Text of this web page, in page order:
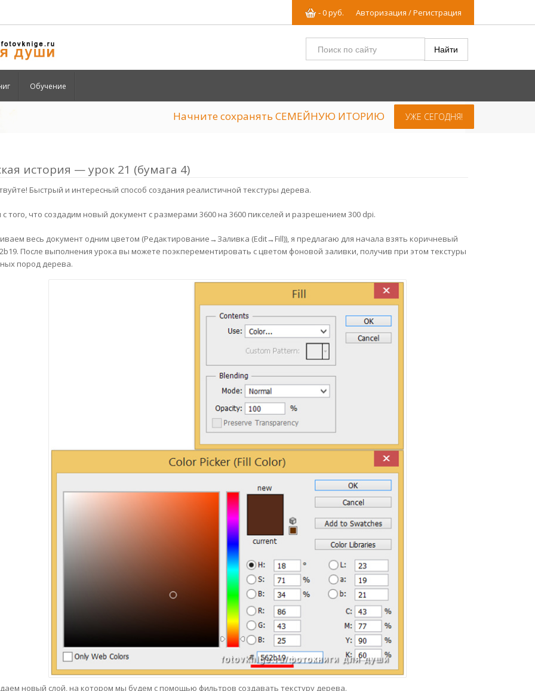
Авторизация / Регистрация
-0руб.
Обучение
Начните сохранять СЕМЕЙНУЮ ИТОРИЮ УЖЕ СЕГОДНЯ!
история — урок 21 (бумага 4)
Быстрый и интересный способ создания реалистичной текстуры дерева.
того, что создадим новый документ с размерами 3600 на 3600 пикселей и разрешением 300 dpi.
весь документ одним цветом (Редактирование→Заливка (Edit→Fill)), я предлагаю для начала взять коричневый
После выполнения урока вы можете поэкперементировать с цветом фоновой заливки, получив при этом текстуры
пород дерева.
новый слой, на котором мы будем с помощью фильтров создавать текстуру дерева.